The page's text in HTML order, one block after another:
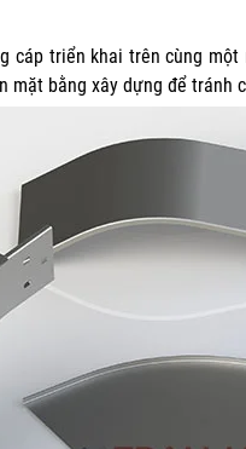
cáp triển khai trên cùng
mặt bằng xây dựng để tránh